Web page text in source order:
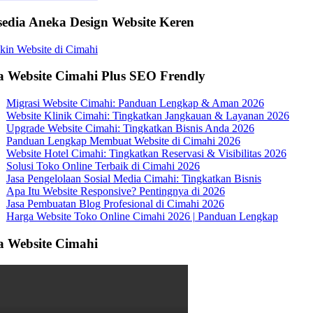
Aneka Design Website Keren
Website Cimahi Plus SEO Frendly
Migrasi Website Cimahi: Panduan Lengkap & Aman 2026
Website Klinik Cimahi: Tingkatkan Jangkauan & Layanan 2026
Upgrade Website Cimahi: Tingkatkan Bisnis Anda 2026
Panduan Lengkap Membuat Website di Cimahi 2026
Website Hotel Cimahi: Tingkatkan Reservasi & Visibilitas 2026
Solusi Toko Online Terbaik di Cimahi 2026
Jasa Pengelolaan Sosial Media Cimahi: Tingkatkan Bisnis
Apa Itu Website Responsive? Pentingnya di 2026
Jasa Pembuatan Blog Profesional di Cimahi 2026
Harga Website Toko Online Cimahi 2026 | Panduan Lengkap
Website Cimahi